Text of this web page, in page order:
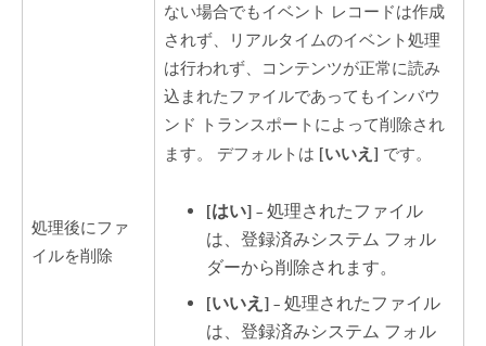
処理後にファ
イルを削除
ない場合でもイベント レコードは作成
されず、リアルタイムのイベント処理
は行われず、コンテンツが正常に読み
込まれたファイルであってもインバウ
ンド トランスポートによって削除され
ます。 デフォルトは [いいえ] です。
[はい] – 処理されたファイル
は、登録済みシステム フォル
ダーから削除されます。
[いいえ] – 処理されたファイル
は、登録済みシステム フォル